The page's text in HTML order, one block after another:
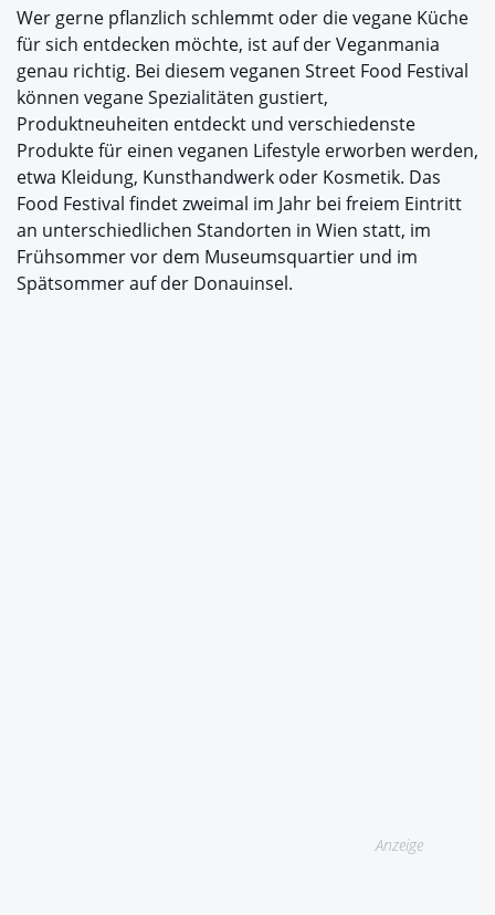
Wer gerne pflanzlich schlemmt oder die vegane Küche
für sich entdecken möchte, ist auf der Veganmania
genau richtig. Bei diesem veganen Street Food Festival
können vegane Spezialitäten gustiert,
Produktneuheiten entdeckt und verschiedenste
Produkte für einen veganen Lifestyle erworben werden,
etwa Kleidung, Kunsthandwerk oder Kosmetik. Das
Food Festival findet zweimal im Jahr bei freiem Eintritt
an unterschiedlichen Standorten in Wien statt, im
Frühsommer vor dem Museumsquartier und im
Spätsommer auf der Donauinsel.
Anzeige